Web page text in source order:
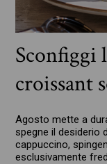
Sconfiggi
croissant
Agosto mette a
spegne il desiderio
cappuccino,
esclusivamente